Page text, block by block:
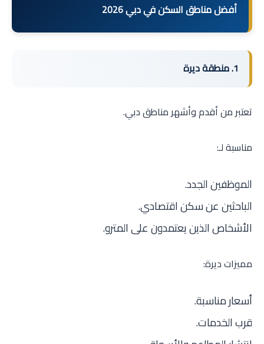
أفضل مناطق السكن في دبي 2026
1. منطقة ديرة
تعتبر من أقدم وأشهر مناطق دبي.
مناسبة لـ:
الموظفين الجدد.
الباحثين عن سكن اقتصادي.
الأشخاص الذين يعتمدون على المترو.
مميزات ديرة:
أسعار مناسبة.
قرب الخدمات.